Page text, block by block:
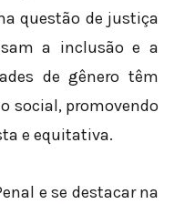
questão de justiça
a inclusão e a
de gênero têm
social, promovendo
e equitativa.
e se destacar na